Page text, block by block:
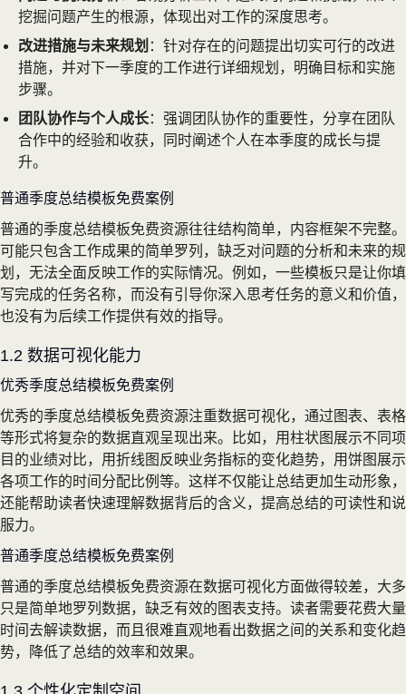
挖掘问题产生的根源，体现出对工作的深度思考。
改进措施与未来规划 ：针对存在的问题提出切实可行的改进
措施，并对下一季度的工作进行详细规划，明确目标和实施
步骤。
团队协作与个人成长：强调团队协作的重要性，分享在团队
合作中的经验和收获，同时阐述个人在本季度的成长与提
升。
普通季度总结模板免费案例
普通的季度总结模板免费资源往往结构简单，内容框架不完整。
可能只包含工作成果的简单罗列，缺乏对问题的分析和未来的规
划，无法全面反映工作的实际情况。例如，一些模板只是让你填
写完成的任务名称，而没有引导你深入思考任务的意义和价值，
也没有为后续工作提供有效的指导。
1.2 数据可视化能力
优秀季度总结模板免费案例
优秀的季度总结模板免费资源注重数据可视化，通过图表、表格
等形式将复杂的数据直观呈现出来。比如，用柱状图展示不同项
目的业绩对比，用折线图反映业务指标的变化趋势，用饼图展示
各项工作的时间分配比例等。这样不仅能让总结更加生动形象，
还能帮助读者快速理解数据背后的含义，提高总结的可读性和说
服力。
普通季度总结模板免费案例
普通的季度总结模板免费资源在数据可视化方面做得较差，大多
只是简单地罗列数据，缺乏有效的图表支持。读者需要花费大量
时间去解读数据，而且很难直观地看出数据之间的关系和变化趋
势，降低了总结的效率和效果。